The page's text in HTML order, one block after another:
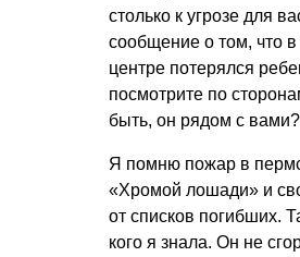
столько к угрозе для
сообщение о том, что в
центре потерялся
посмотрите по
быть, он рядом с вами?
Я помню пожар в
«Хромой лошади» и
от списков погибших.
кого я знала. Он не